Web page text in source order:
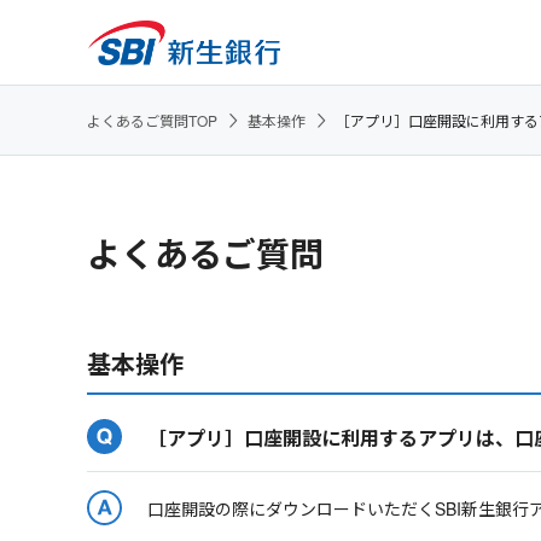
よくあるご質問TOP 基本操作 ［アプリ］口座開設に利用す
よくあるご質問
基本操作
［アプリ］口座開設に利用するアプリは、
口座開設の際にダウンロードいただくSBI新生銀